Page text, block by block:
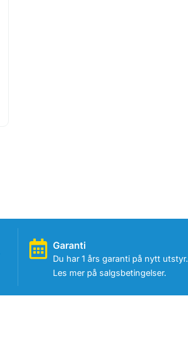
Garanti
Du har 1 års garanti på nytt utstyr.
Les mer på salgsbetingelser.